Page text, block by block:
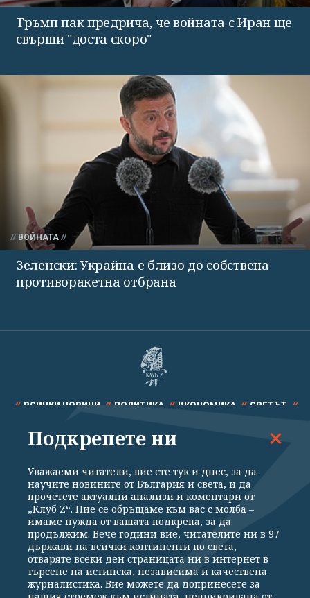
Тръмп пак предрича, че войната с Иран ще
свърши "доста скоро"
ВОЙНАТА
Зеленски: Украйна е близо до собствена
противоракетна отбрана
ВСИЧКИ НОВИНИ ПОЛИТИКА ИКОНОМИКА СВЕТЪТ
СПОРТ КУЛТУРА ТЕХНОЛОГИИ КАЛЕЙДОСКОП
Общи условия
Политика за поверителност
Реклама
Партньори Контакти
За Клуб Z
Екип
Подкрепете ни
Подкрепете ни
Уважаеми читатели, вие сте тук и днес, за да
научите новините от България и света, и да
прочетете актуални анализи и коментари от
„Клуб Z“. Ние се обръщаме към вас с молба –
имаме нужда от вашата подкрепа, за да
продължим. Вече години вие, читателите ни в 97
държави на всички континенти по света,
отваряте всеки ден страницата ни в интернет в
търсене на истинска, независима и качествена
журналистика. Вие можете да допринесете за